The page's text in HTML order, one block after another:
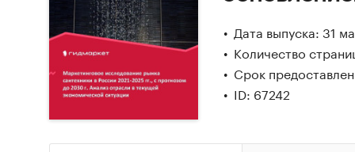
Дата выпуска: 31
Количество
Срок
ID: 67242